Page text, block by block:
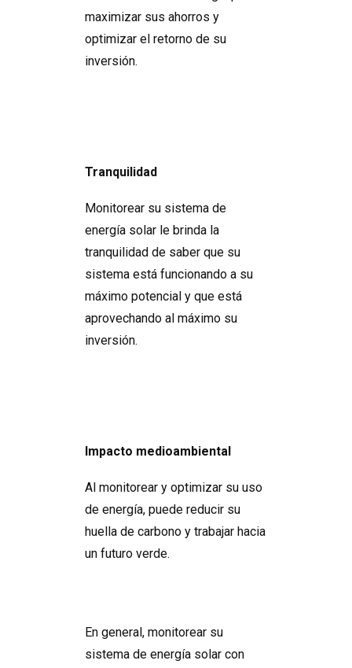
maximizar sus ahorros y
optimizar el retorno de su
inversión.
Tranquilidad
Monitorear su sistema de
energía solar le brinda la
tranquilidad de saber que su
sistema está funcionando a su
máximo potencial y que está
aprovechando al máximo su
inversión.
Impacto medioambiental
Al monitorear y optimizar su uso
de energía, puede reducir su
huella de carbono y trabajar hacia
un futuro verde.
En general, monitorear su
sistema de energía solar con